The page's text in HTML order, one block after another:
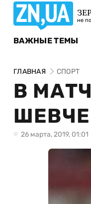
не
ВАЖНЫЕ ТЕМЫ
ГЛАВНАЯ СПОРТ
В
26 марта, 2019, 01:01